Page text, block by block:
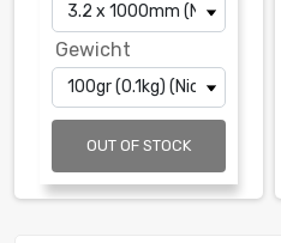
Gewicht
OUT OF STOCK